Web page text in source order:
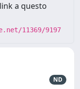
a questo
11369/9197
ND